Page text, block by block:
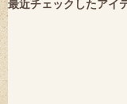
最近チェックしたアイ